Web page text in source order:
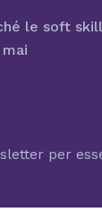
le soft
per